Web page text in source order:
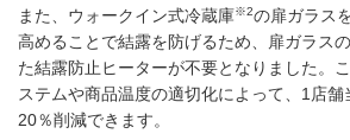
また、ウォークイン式冷蔵庫※2の扉ガラス
高めることで結露を防げるため、扉ガラス
た結露防止ヒーターが不要となりました。
ステムや商品温度の適切化によって、1店舗
20％削減できます。